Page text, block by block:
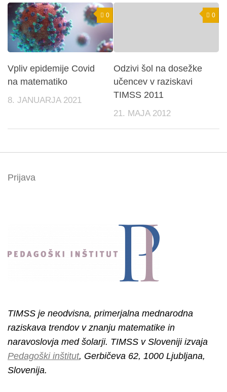
0
Vpliv epidemije Covid
na matematiko
8. JANUARJA 2021
0
Odzivi šol na dosežke
učencev v raziskavi
TIMSS 2011
21. MAJA 2012
Prijava
TIMSS je neodvisna, primerjalna mednarodna
raziskava trendov v znanju matematike in
naravoslovja med šolarji. TIMSS v Sloveniji izvaja
Pedagoški inštitut, Gerbičeva 62, 1000 Ljubljana,
Slovenija.